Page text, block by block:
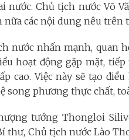
nước. Chủ tịch nước Võ
nữa các nội dung nêu trên
nước nhấn mạnh, quan
hoạt động gặp mặt,
cao. Việc này sẽ tạo
song phương thực chất,
tướng Thongloi
thư, Chủ tịch nước Lào